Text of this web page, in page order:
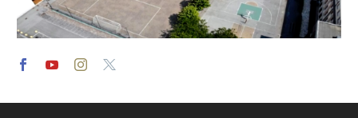
Player